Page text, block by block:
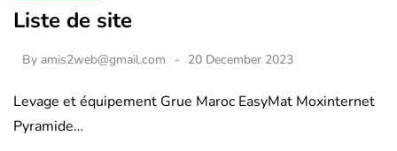
Liste de site
By amis2web@gmail.com 20 December 2023
Levage et équipement Grue Maroc EasyMat Moxinternet
Pyramide…